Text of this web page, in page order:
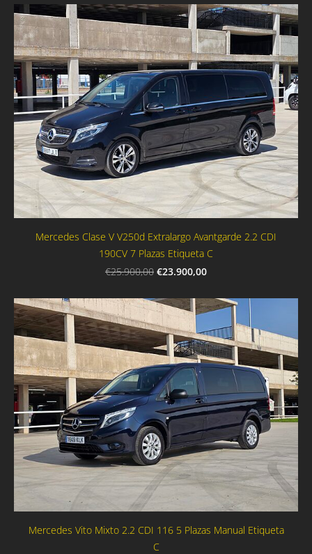
Mercedes Clase V V250d Extralargo Avantgarde 2.2 CDI
190CV 7 Plazas Etiqueta C
€25.900,00 €23.900,00
Mercedes Vito Mixto 2.2 CDI 116 5 Plazas Manual Etiqueta
C